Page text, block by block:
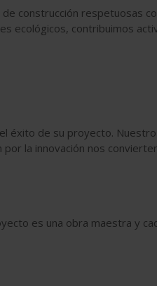
construcción respetuosas
ecológicos, contribuimos
éxito de su proyecto.
la innovación nos
es una obra maestra y